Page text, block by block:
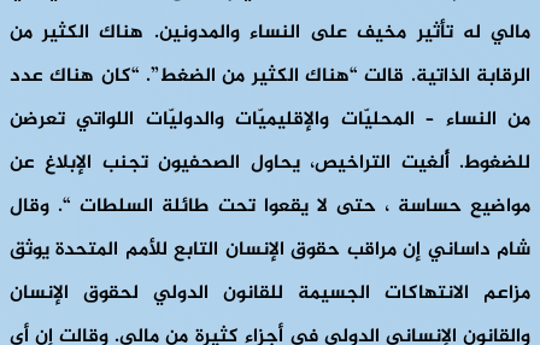
مالي له تأثير مخيف على النساء والمدونين. هناك الكثير من
الرقابة الذاتية. قالت “هناك الكثير من الضغط”. “كان هناك عدد
من النساء – المحليّات والإقليميّات والدوليّات اللواتي تعرضن
للضغوط. أُلغيت التراخيص، يحاول الصحفيون تجنب الإبلاغ عن
مواضيع حساسة ، حتى لا يقعوا تحت طائلة السلطات “. وقال
شام داساني إن مراقب حقوق الإنسان التابع للأمم المتحدة يوثق
مزاعم الانتهاكات الجسيمة للقانون الدولي لحقوق الإنسان
والقانون الإنساني الدولي في أجزاء كثيرة من مالي. وقالت إن أي